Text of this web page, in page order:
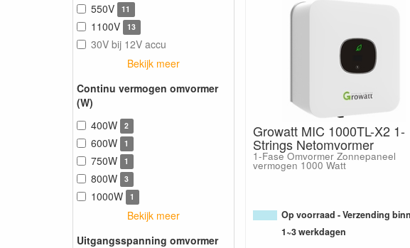
550V 11
1100V 13
30V bij 12V accu
Bekijk meer
Continu vermogen omvormer
(W)
400W
2
600W 1
750W 1
800W 3
1000W 1
Bekijk meer
Uitgangsspanning omvormer
Growatt MIC 1000TL-X2 1-
Strings Netomvormer
1-Fase Omvormer Zonnepaneel
vermogen 1000 Watt
Op voorraad - Verzending
1~3 werkdagen